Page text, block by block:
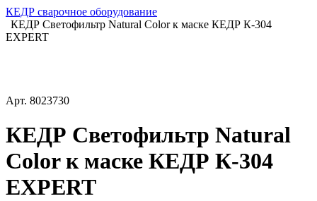
КЕДР сварочное оборудование
КЕДР Светофильтр Natural Color к маске КЕДР К-304
EXPERT
Арт. 8023730
КЕДР Светофильтр Natural
Color к маске КЕДР К-304
EXPERT